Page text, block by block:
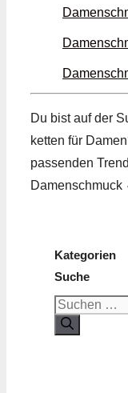
Du bist auf der
ketten für
passenden
Damenschmuck
Kategorien
Suche
Suchen
nach: